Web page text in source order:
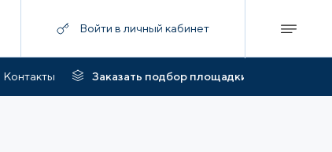
Войти в личный кабинет
Контакты Заказать подбор площадки